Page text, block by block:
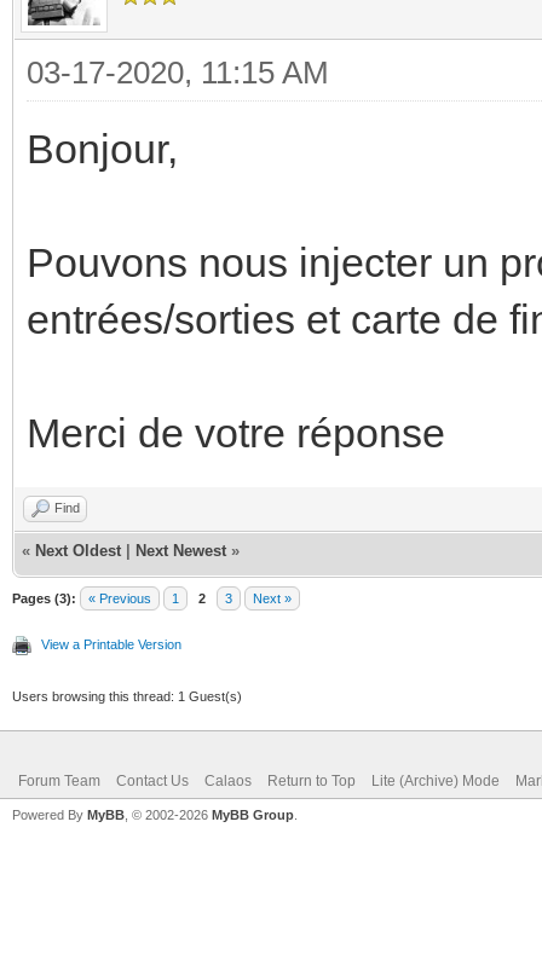
03-17-2020, 11:15 AM
Bonjour,
Pouvons nous injecter un
entrées/sorties et carte de
Merci de votre réponse
Find
« Next Oldest Next Newest »
Pages (3): « Previous 1 2 3 Next »
View a Printable Version
Users browsing this thread: 1 Guest(s)
Forum Team Contact Us Calaos Return to Top Lite (Archive) Mode
Powered By MyBB , © 2002-2026 MyBB Group